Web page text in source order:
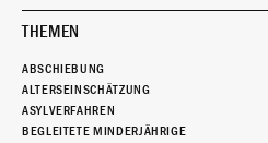
THEMEN
ABSCHIEBUNG
ALTERSEINSCHÄTZUNG
ASYLVERFAHREN
BEGLEITETE MINDERJÄHRIGE